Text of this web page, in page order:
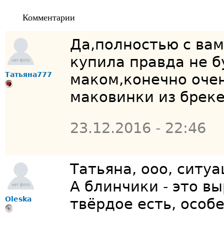
Комментарии
Татьяна777
Да,полностью с
купила правда не
маком,конечно
маковинки из
23.12.2016 - 22:46
Oleska
Татьяна, ооо,
А блинчики - это
твёрдое есть,